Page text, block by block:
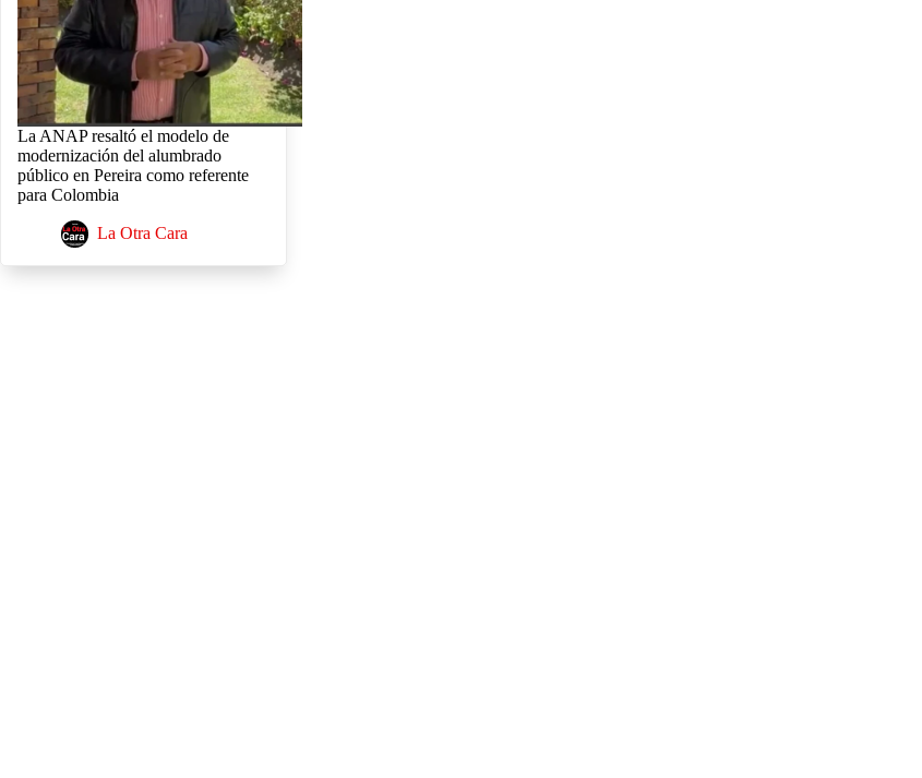
La ANAP resaltó el modelo de
modernización del alumbrado
público en Pereira como referente
para Colombia
La Otra Cara